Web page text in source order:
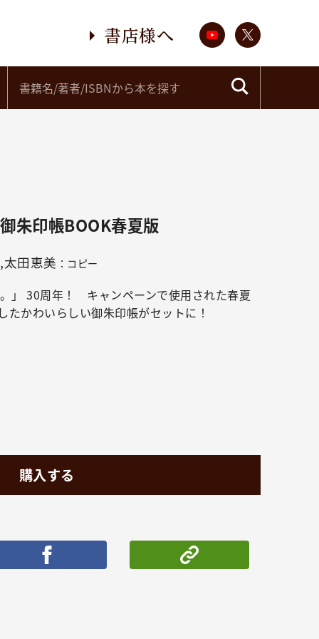
書店様へ
朱印帳BOOK春夏版
田恵美 ：コピー
」 30周年！ キャンペーンで使用された春夏
かわいらしい御朱印帳がセットに！
購入する
ポストする シェアする